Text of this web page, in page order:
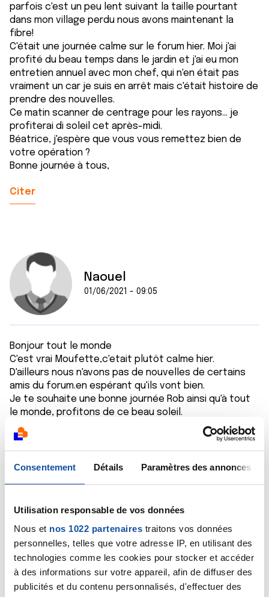
Consentement Détails Paramètres des annonces
Utilisation responsable de vos données
Nous et nos 1022 partenaires traitons vos données
personnelles, telles que votre adresse IP, en utilisant des
technologies comme les cookies pour stocker et accéder
à des informations sur votre appareil, afin de diffuser des
publicités et du contenu personnalisés, d'effectuer des
parfois c'est un peu lent suivant la taille pourtant
dans mon village perdu nous avons maintenant la
fibre!
C'était une journée calme sur le forum hier. Moi j'ai
profité du beau temps dans le jardin et j'ai eu mon
entretien annuel avec mon chef, qui n'en était pas
vraiment un car je suis en arrêt mais c'était histoire de
prendre des nouvelles.
Ce matin scanner de centrage pour les rayons... je
profiterai di soleil cet après-midi.
Béatrice, j'espère que vous vous remettez bien de
votre opération ?
Bonne journée à tous,
Citer
Naouel
01/06/2021 - 09:05
Bonjour tout le monde
C'est vrai Moufette,c'etait plutôt calme hier.
D'ailleurs nous n'avons pas de nouvelles de certains
amis du forum.en espérant qu'ils vont bien.
Je te souhaite une bonne journée Rob ainsi qu'à tout
le monde, profitons de ce beau soleil.
Naouel
Citer
rob